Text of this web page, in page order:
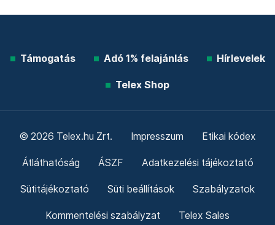
Támogatás Adó 1% felajánlás Hírlevelek
Telex Shop
© 2026 Telex.hu Zrt. Impresszum Etikai kódex
Átláthatóság ÁSZF Adatkezelési tájékoztató
Sütitájékoztató Süti beállítások Szabályzatok
Kommentelési szabályzat Telex Sales